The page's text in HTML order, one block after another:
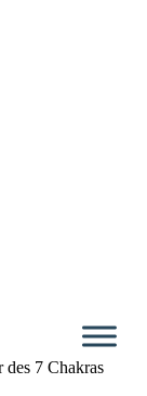
7 Chakras